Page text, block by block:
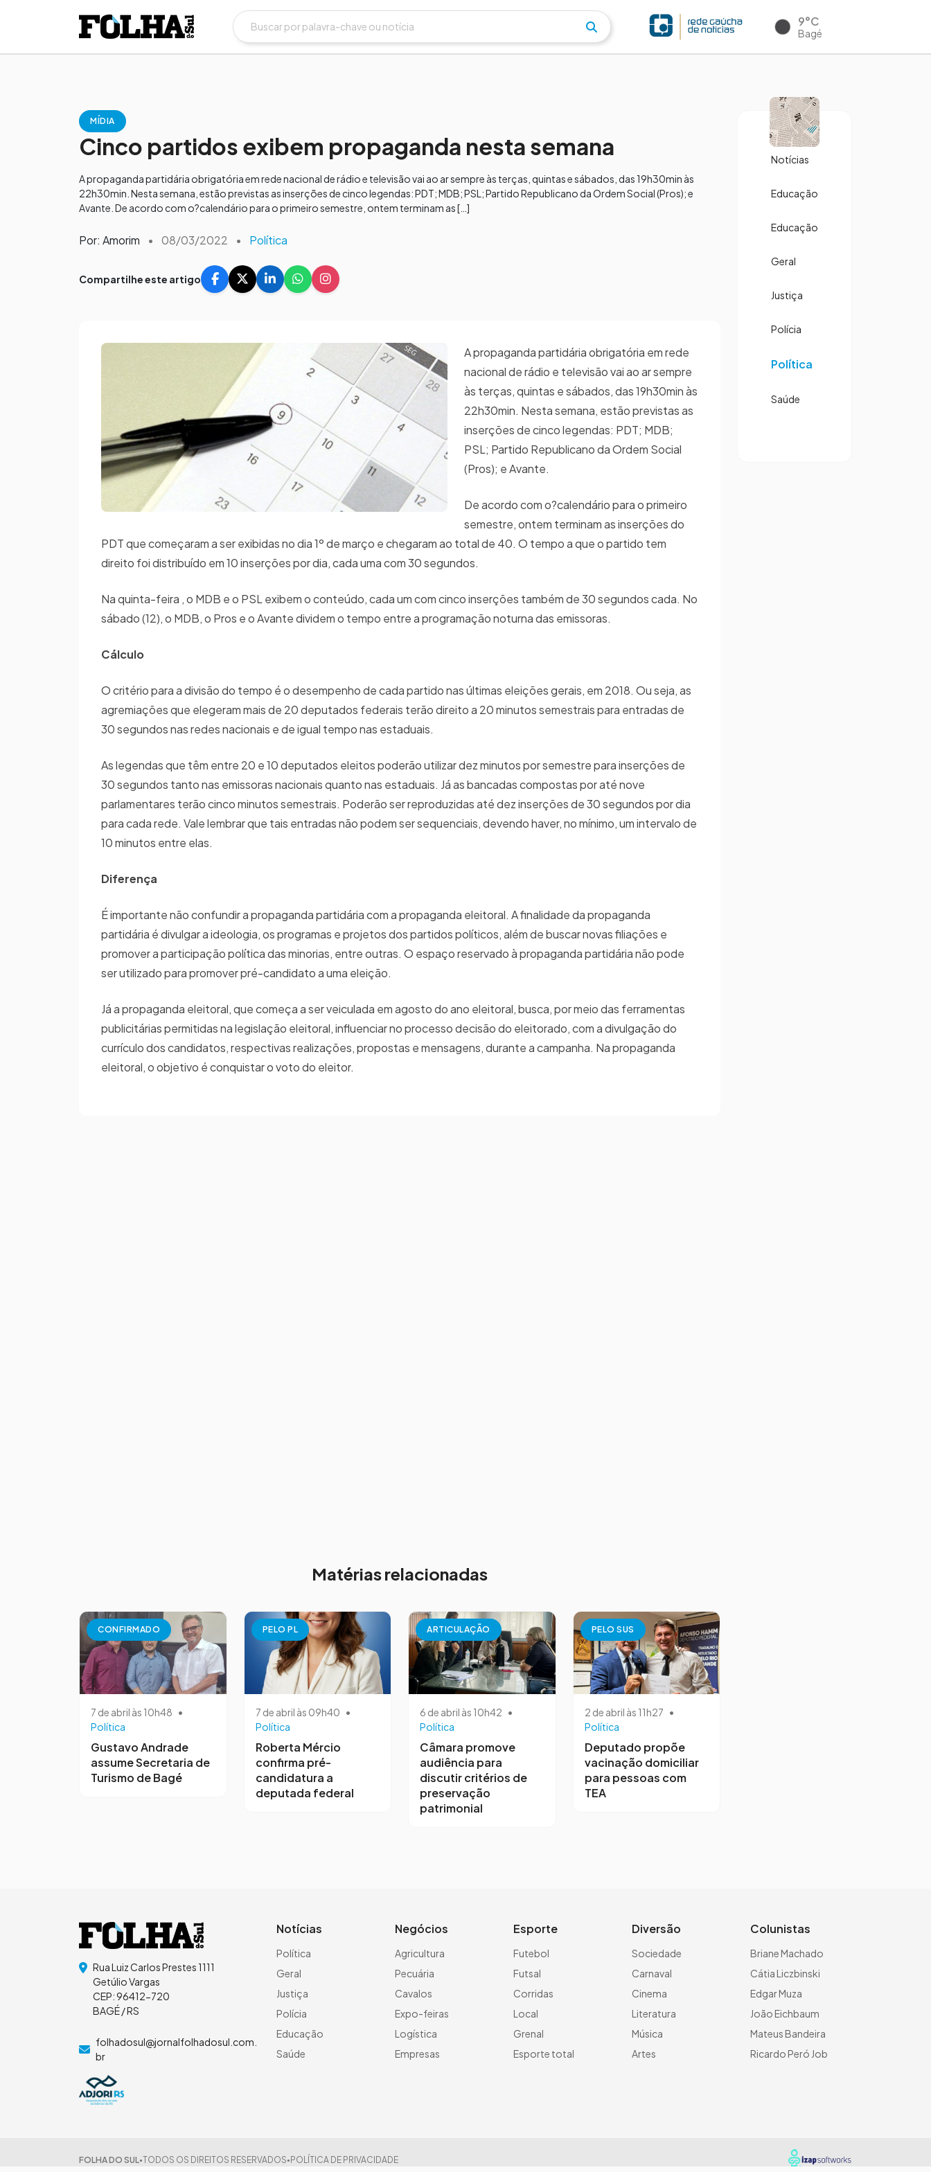
9°C
Bagé
MÍDIA
Cinco partidos exibem propaganda nesta semana
A propaganda partidária obrigatória em rede nacional de rádio e televisão vai ao ar sempre às terças, quintas e sábados, das 19h30min às
22h30min. Nesta semana, estão previstas as inserções de cinco legendas: PDT; MDB; PSL; Partido Republicano da Ordem Social (Pros); e
Avante. De acordo com o?calendário para o primeiro semestre, ontem terminam as […]
Por: Amorim • 08/03/2022 • Política
Compartilhe este artigo
A propaganda partidária obrigatória em rede
nacional de rádio e televisão vai ao ar sempre
às terças, quintas e sábados, das 19h30min às
22h30min. Nesta semana, estão previstas as
inserções de cinco legendas: PDT; MDB;
PSL; Partido Republicano da Ordem Social
(Pros); e Avante.
De acordo com o?calendário para o primeiro
semestre, ontem terminam as inserções do
PDT que começaram a ser exibidas no dia 1º de março e chegaram ao total de 40. O tempo a que o partido tem
direito foi distribuído em 10 inserções por dia, cada uma com 30 segundos.
Na quinta-feira , o MDB e o PSL exibem o conteúdo, cada um com cinco inserções também de 30 segundos cada. No
sábado (12), o MDB, o Pros e o Avante dividem o tempo entre a programação noturna das emissoras.
Cálculo
O critério para a divisão do tempo é o desempenho de cada partido nas últimas eleições gerais, em 2018. Ou seja, as
agremiações que elegeram mais de 20 deputados federais terão direito a 20 minutos semestrais para entradas de
30 segundos nas redes nacionais e de igual tempo nas estaduais.
As legendas que têm entre 20 e 10 deputados eleitos poderão utilizar dez minutos por semestre para inserções de
30 segundos tanto nas emissoras nacionais quanto nas estaduais. Já as bancadas compostas por até nove
parlamentares terão cinco minutos semestrais. Poderão ser reproduzidas até dez inserções de 30 segundos por dia
para cada rede. Vale lembrar que tais entradas não podem ser sequenciais, devendo haver, no mínimo, um intervalo de
10 minutos entre elas.
Diferença
É importante não confundir a propaganda partidária com a propaganda eleitoral. A finalidade da propaganda
partidária é divulgar a ideologia, os programas e projetos dos partidos políticos, além de buscar novas filiações e
promover a participação política das minorias, entre outras. O espaço reservado à propaganda partidária não pode
ser utilizado para promover pré-candidato a uma eleição.
Já a propaganda eleitoral, que começa a ser veiculada em agosto do ano eleitoral, busca, por meio das ferramentas
publicitárias permitidas na legislação eleitoral, influenciar no processo decisão do eleitorado, com a divulgação do
currículo dos candidatos, respectivas realizações, propostas e mensagens, durante a campanha. Na propaganda
eleitoral, o objetivo é conquistar o voto do eleitor.
Matérias relacionadas
CONFIRMADO
7 de abril às 10h48 •
Política
Gustavo Andrade
assume Secretaria de
Turismo de Bagé
PELO PL
7 de abril às 09h40 •
Política
Roberta Mércio
confirma pré-
candidatura a
deputada federal
ARTICULAÇÃO
6 de abril às 10h42 •
Política
Câmara promove
audiência para
discutir critérios de
preservação
patrimonial
PELO SUS
2 de abril às 11h27 •
Política
Deputado propõe
vacinação domiciliar
para pessoas com
TEA
Notícias
Educação
Educação
Geral
Justiça
Polícia
Política
Saúde
Rua Luiz Carlos Prestes 1111
Getúlio Vargas
CEP: 96412-720
BAGÉ / RS
folhadosul@jornalfolhadosul.com.
br
Notícias
Política
Geral
Justiça
Polícia
Educação
Saúde
Negócios
Agricultura
Pecuária
Cavalos
Expo-feiras
Logística
Empresas
Esporte
Futebol
Futsal
Corridas
Local
Grenal
Esporte total
Diversão
Sociedade
Carnaval
Cinema
Literatura
Música
Artes
Colunistas
Briane Machado
Cátia Liczbinski
Edgar Muza
João Eichbaum
Mateus Bandeira
Ricardo Peró Job
FOLHA DO SUL●TODOS OS DIREITOS RESERVADOS● POLÍTICA DE PRIVACIDADE